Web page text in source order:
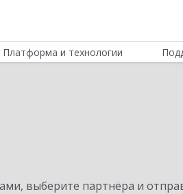
Платформа и технологии
выберите партнёра и